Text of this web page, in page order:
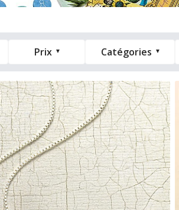
Prix Catégories